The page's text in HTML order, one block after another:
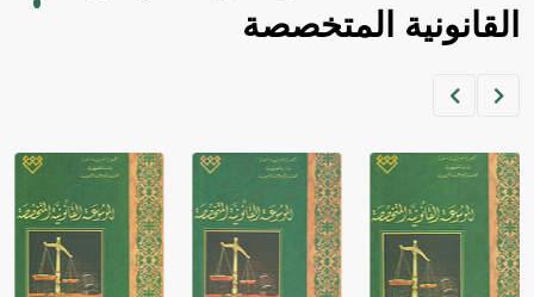
القانونية المتخصصة